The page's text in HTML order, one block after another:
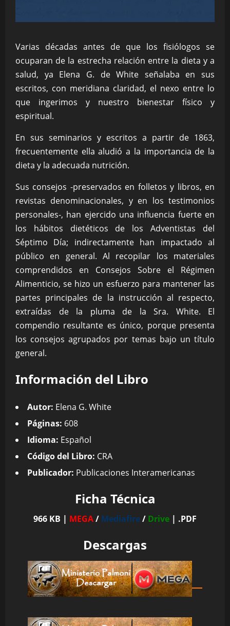
Varias décadas antes de que los fisiólogos se
ocuparan de la estrecha relación entre la dieta y a
salud, ya Elena G. de White señalaba en sus
escritos, con meridiana claridad, el nexo entre lo
que ingerimos y nuestro bienestar físico y
espiritual.
En sus seminarios y escritos a partir de 1863,
frecuentemente ella aludió a la importancia de la
dieta y la adecuada nutrición.
Sus consejos -preservados en folletos y libros, en
revistas denominacionales, y en los testimonios
personales-, han ejercido una influencia fuerte en
los hábitos dietéticos de los Adventistas del
Séptimo Día; indirectamente han impactado al
público en general. Al recopilar los materiales
comprendidos en Consejos Sobre el Régimen
Alimenticio, se hizo un esfuerzo para mantener las
partes principales de la instrucción al respecto,
extraídas de la pluma de la Sra. White. El
compendio resultante es único, porque presenta
los consejos agrupados por temas bajo un título
general.
Información del Libro
Autor: Elena G. White
Páginas: 608
Idioma: Español
Código del Libro: CRA
Publicador: Publicaciones Interamericanas
Ficha Técnica
966 KB | MEGA/ Mediafire/ Drive | .PDF
Descargas